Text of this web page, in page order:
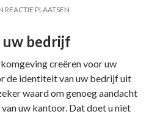
REACTIE PLAATSEN
uw bedrijf
creëren voor uw
de identiteit van uw bedrijf uit
waard om genoeg aandacht
uw kantoor. Dat doet u niet